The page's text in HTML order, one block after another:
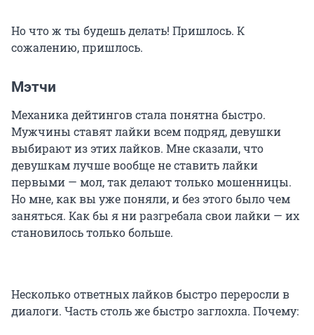
Но что ж ты будешь делать! Пришлось. К
сожалению, пришлось.
Мэтчи
Механика дейтингов стала понятна быстро.
Мужчины ставят лайки всем подряд, девушки
выбирают из этих лайков. Мне сказали, что
девушкам лучше вообще не ставить лайки
первыми — мол, так делают только мошенницы.
Но мне, как вы уже поняли, и без этого было чем
заняться. Как бы я ни разгребала свои лайки — их
становилось только больше.
Несколько ответных лайков быстро переросли в
диалоги. Часть столь же быстро заглохла. Почему: